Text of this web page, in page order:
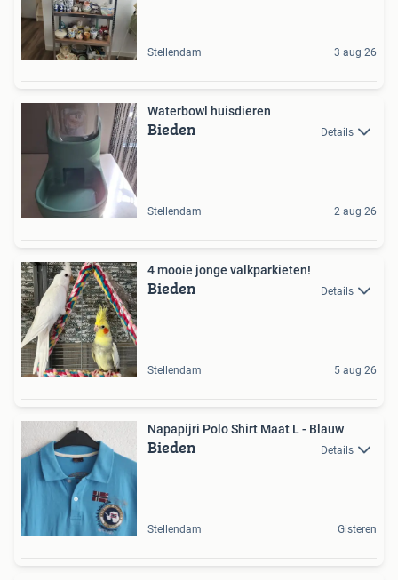
Stellendam 3 aug 26
Waterbowl huisdieren
Bieden Details
Stellendam 2 aug 26
4 mooie jonge valkparkieten!
Bieden Details
Stellendam 5 aug 26
Napapijri Polo Shirt Maat L - Blauw
Bieden Details
Stellendam Gisteren